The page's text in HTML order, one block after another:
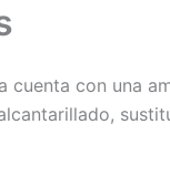
cuenta con una